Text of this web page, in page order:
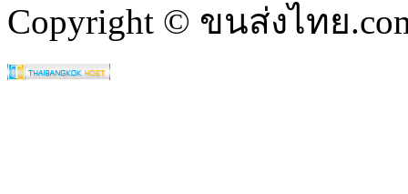
Copyright © ขนส่งไทย